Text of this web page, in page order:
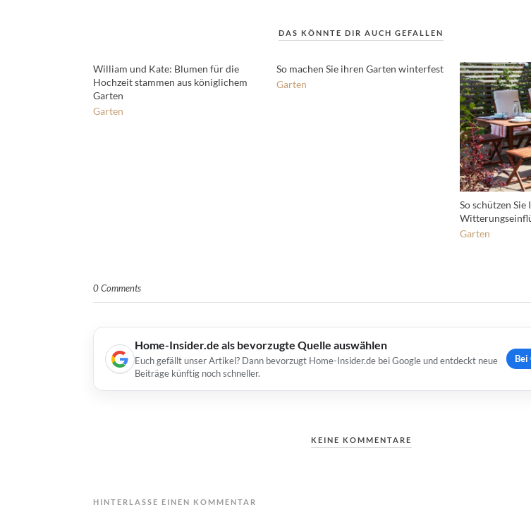
DAS KÖNNTE DIR AUCH GEFALLEN
William und Kate: Blumen für die
Hochzeit stammen aus königlichem
Garten
Garten
So machen Sie ihren Garten winterfest
Garten
So schützen
Garten
0 Comments
Home-Insider.de als bevorzugte Quelle auswählen
Euch gefällt unser Artikel? Dann bevorzugt Home-Insider.de bei Google und entdeckt neue
Beiträge künftig noch schneller.
Bei
KEINE KOMMENTARE
HINTERLASSE EINEN KOMMENTAR